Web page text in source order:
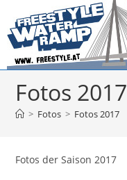
Inhalt
springen
Fotos 2017
> Fotos > Fotos 2017
Fotos der Saison 2017